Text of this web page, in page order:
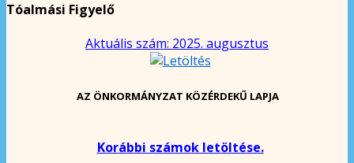
Tóalmási Figyelő
Aktuális szám: 2025. augusztus
AZ ÖNKORMÁNYZAT KÖZÉRDEKŰ LAPJA
Korábbi számok letöltése.